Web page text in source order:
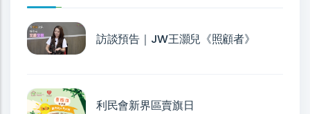
訪談預告｜JW王灝兒《照顧者》
利民會新界區賣旗日